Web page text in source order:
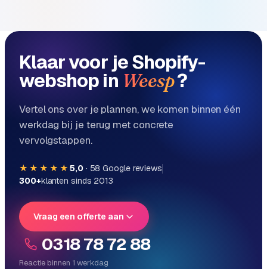
Klaar voor je Shopify-
webshop in Weesp?
Vertel ons over je plannen, we komen binnen één
werkdag bij je terug met concrete
vervolgstappen.
★★★★★ 5,0· 58 Google reviews
300+klanten sinds 2013
Vraag een offerte aan
0318 78 72 88
Reactie binnen 1 werkdag